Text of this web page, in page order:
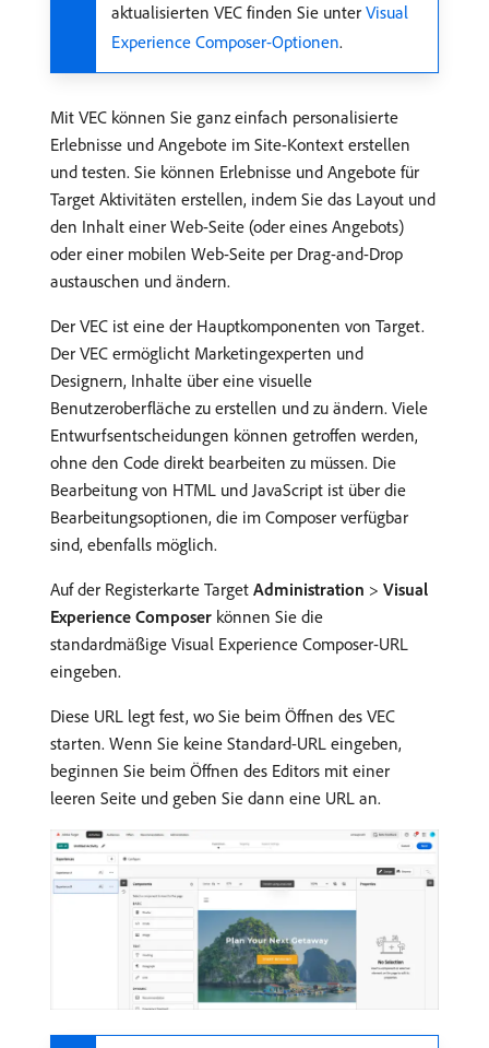
aktualisierten VEC finden Sie unter Visual
Experience Composer-Optionen.
Mit VEC können Sie ganz einfach personalisierte
Erlebnisse und Angebote im Site-Kontext erstellen
und testen. Sie können Erlebnisse und Angebote für
Target Aktivitäten erstellen, indem Sie das Layout und
den Inhalt einer Web-Seite (oder eines Angebots)
oder einer mobilen Web-Seite per Drag-and-Drop
austauschen und ändern.
Der VEC ist eine der Hauptkomponenten von Target.
Der VEC ermöglicht Marketingexperten und
Designern, Inhalte über eine visuelle
Benutzeroberfläche zu erstellen und zu ändern. Viele
Entwurfsentscheidungen können getroffen werden,
ohne den Code direkt bearbeiten zu müssen. Die
Bearbeitung von HTML und JavaScript ist über die
Bearbeitungsoptionen, die im Composer verfügbar
sind, ebenfalls möglich.
Auf der Registerkarte Target Administration > Visual
Experience Composer können Sie die
standardmäßige Visual Experience Composer-URL
eingeben.
Diese URL legt fest, wo Sie beim Öffnen des VEC
starten. Wenn Sie keine Standard-URL eingeben,
beginnen Sie beim Öffnen des Editors mit einer
leeren Seite und geben Sie dann eine URL an.